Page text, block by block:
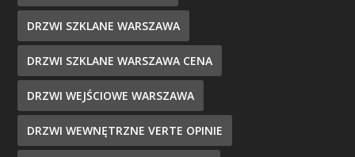
DRZWI SZKLANE WARSZAWA
DRZWI SZKLANE WARSZAWA CENA
DRZWI WEJŚCIOWE WARSZAWA
DRZWI WEWNĘTRZNE VERTE OPINIE